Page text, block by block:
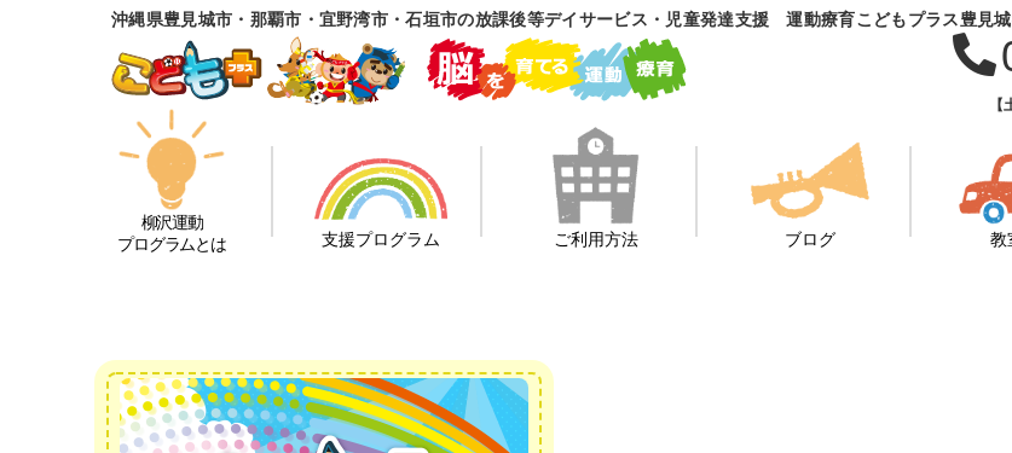
沖縄県豊見城市・那覇市・宜野湾市・石垣市の放課後等デイサービス・児童発達支援 運動療育こどもプラス豊見
柳沢運動
プログラムとは
支援プログラム ご利用方法 ブログ 教